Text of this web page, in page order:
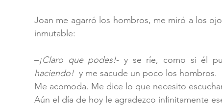
Joan me agarró los hombros, me miró a los
inmutable:
–¡Claro que podes!- y se ríe, como si él
haciendo!
  y me sacude un poco los hombros.
Me acomoda. Me dice lo que necesito
Aún el día de hoy le agradezco infinitamente